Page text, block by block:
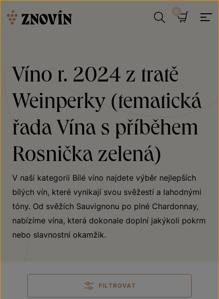
Víno r. 2024 z tratě
Weinperky (tematická
řada Vína s příběhem
Rosnička zelená)
V naší kategorii Bílé víno najdete výběr nejlepších
bílých vín, které vynikají svou svěžestí a lahodnými
tóny. Od svěžích Sauvignonu po plné Chardonnay,
nabízíme vína, která dokonale doplní jakýkoli pokrm
nebo slavnostní okamžik.
FILTROVAT